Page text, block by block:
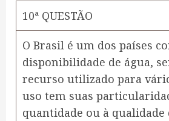
10ª QUESTÃO
O Brasil é um dos países
disponibilidade de água,
recurso utilizado para
uso tem suas
quantidade ou à qualidade